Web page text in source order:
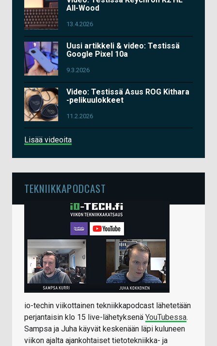
All-Wood
13.4.2026
Uusi artikkeli & video: Testissä
Google Pixel 10a
9.3.2026
Video: Testissä Asus ROG Kithara
-pelikuulokkeet
11.2.2026
Lisää videoita
TEKNIIKKAPODCAST
io-techin viikottainen tekniikkapodcast lähetetään
perjantaisin klo 15 live-lähetyksenä YouTubessa.
Sampsa ja Juha käyvät keskenään läpi kuluneen
viikon ajalta ajankohtaiset tietotekniikka- ja